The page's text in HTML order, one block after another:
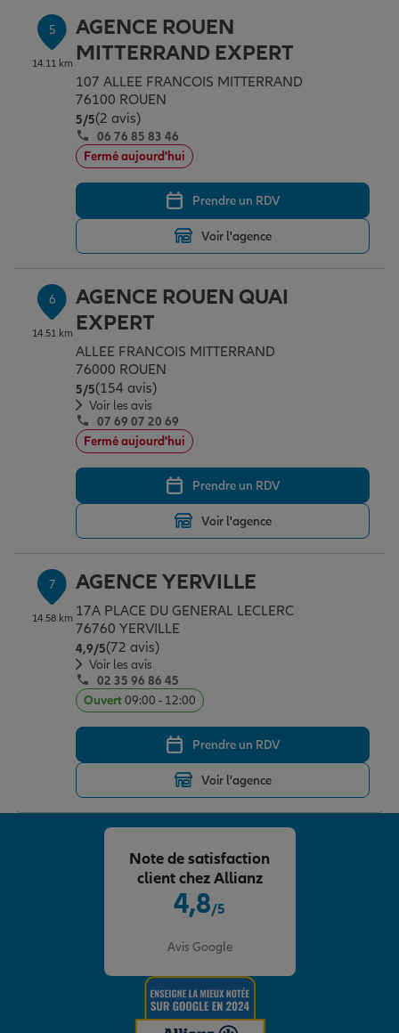
5
14.11 km
AGENCE ROUEN
MITTERRAND EXPERT
107 ALLEE FRANCOIS MITTERRAND
76100 ROUEN
5/5Note de 5 sur 5
(2 avis)
06 76 85 83 46
Fermé aujourd'hui
Prendre un RDV
Voir l'agence
6
14.51 km
AGENCE ROUEN QUAI
EXPERT
ALLEE FRANCOIS MITTERRAND
76000 ROUEN
5/5Note de 5 sur 5
(154 avis)
Voir les avis
07 69 07 20 69
Fermé aujourd'hui
Prendre un RDV
Voir l'agence
7
14.58 km
AGENCE YERVILLE
17A PLACE DU GENERAL LECLERC
76760 YERVILLE
4,9/5Note de 4.9 sur 5
(72 avis)
Voir les avis
02 35 96 86 45
Ouvert09:00 - 12:00
Prendre un RDV
Voir l'agence
4,8/5
Avis Google
Note de satisfaction
client chez Allianz